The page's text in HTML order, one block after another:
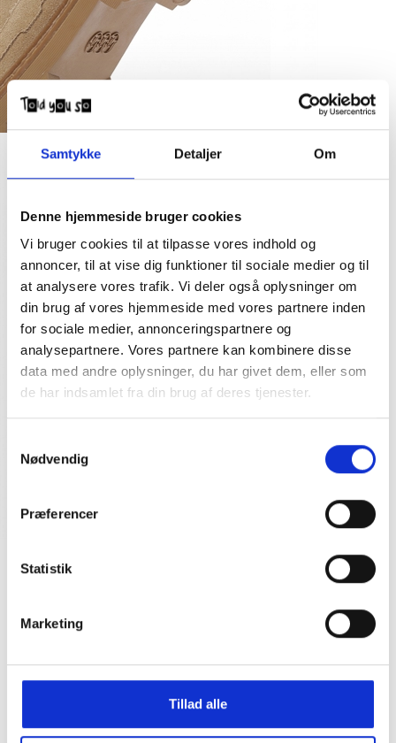
Samtykke Detaljer Om
Denne hjemmeside bruger cookies
Vi bruger cookies til at tilpasse vores indhold og
annoncer, til at vise dig funktioner til sociale medier og til
at analysere vores trafik. Vi deler også oplysninger om
din brug af vores hjemmeside med vores partnere inden
for sociale medier, annonceringspartnere og
analysepartnere. Vores partnere kan kombinere disse
data med andre oplysninger, du har givet dem, eller som
de har indsamlet fra din brug af deres tjenester.
Nødvendig
Præferencer
Statistik
Marketing
Tillad alle
Lost Boys The Snoafer Brown
Quality: 100% Vegan Suede